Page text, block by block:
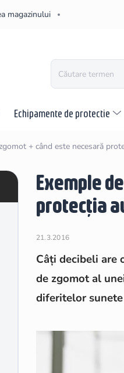
magazinului
Echipamente de protectie
+ când este necesară
Exemple
protecția
21.3.2016
Câți decibeli are
de zgomot al
diferitelor